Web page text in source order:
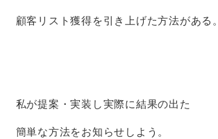
顧客リスト獲得を引き上げた方法がある。
私が提案・実装し実際に結果の出た
簡単な方法をお知らせしよう。